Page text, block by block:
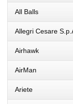
All Balls
Allegri Cesare
Airhawk
AirMan
Ariete